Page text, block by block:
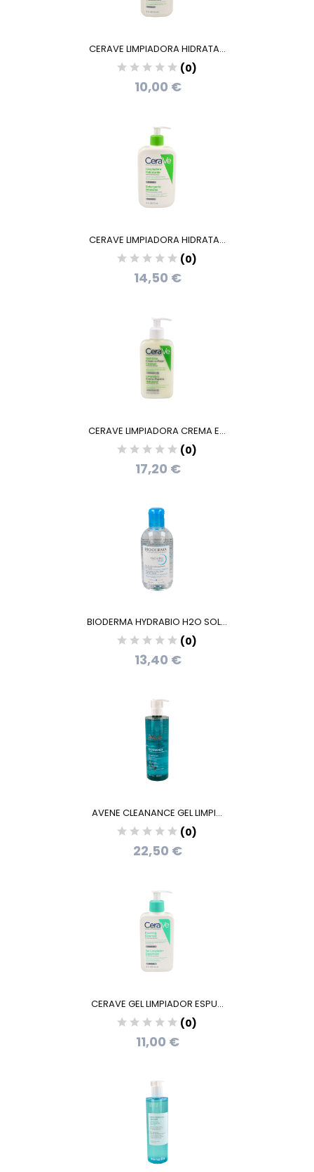
CERAVE LIMPIADORA HIDRATA...
(0)
10,00 €
CERAVE LIMPIADORA HIDRATA...
(0)
14,50 €
CERAVE LIMPIADORA CREMA E...
(0)
17,20 €
BIODERMA HYDRABIO H2O SOL...
(0)
13,40 €
AVENE CLEANANCE GEL LIMPI...
(0)
22,50 €
CERAVE GEL LIMPIADOR ESPU...
(0)
11,00 €